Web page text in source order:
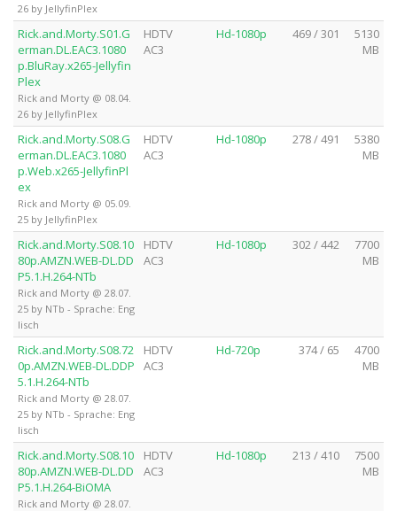
26 by JellyfinPlex
Rick.and.Morty.S01.G
erman.DL.EAC3.1080
p.BluRay.x265-Jellyfin
Plex
Rick and Morty @ 08.04.
26 by JellyfinPlex
HDTV
AC3
Hd-1080p 469 / 301
5130
MB
Rick.and.Morty.S08.G
erman.DL.EAC3.1080
p.Web.x265-JellyfinPl
ex
Rick and Morty @ 05.09.
25 by JellyfinPlex
HDTV
AC3
Hd-1080p 278 / 491
5380
MB
Rick.and.Morty.S08.10
80p.AMZN.WEB-DL.DD
P5.1.H.264-NTb
Rick and Morty @ 28.07.
25 by NTb - Sprache: Eng
lisch
HDTV
AC3
Hd-1080p 302 / 442
7700
MB
Rick.and.Morty.S08.72
0p.AMZN.WEB-DL.DDP
5.1.H.264-NTb
Rick and Morty @ 28.07.
25 by NTb - Sprache: Eng
lisch
HDTV
AC3
Hd-720p 374 / 65
4700
MB
Rick.and.Morty.S08.10
80p.AMZN.WEB-DL.DD
P5.1.H.264-BiOMA
Rick and Morty @ 28.07.
HDTV
AC3
Hd-1080p 213 / 410
7500
MB